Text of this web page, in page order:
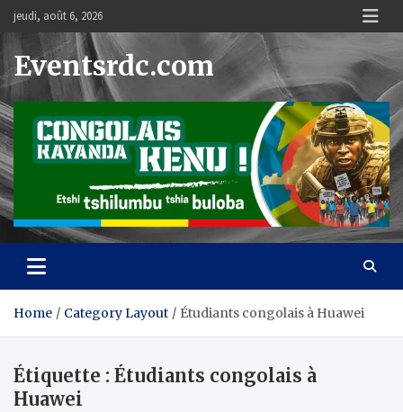
Skip
content
jeudi, août 6, 2026
Eventsrdc.com
Home Category Layout Étudiants congolais à Huawei
Étiquette : Étudiants congolais à
Huawei